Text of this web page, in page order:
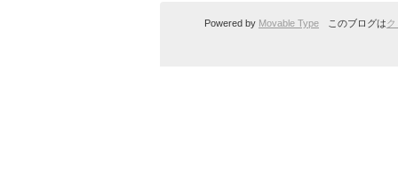
Powered by Movable Type このブログは